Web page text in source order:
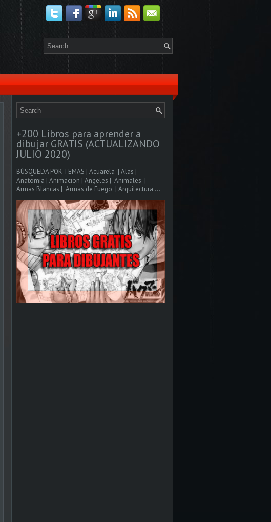
+200 Libros para aprender a
dibujar GRATIS (ACTUALIZANDO
JULIO 2020)
BÚSQUEDA POR TEMAS | Acuarela | Alas |
Anatomia | Animacion | Angeles | Animales |
Armas Blancas | Armas de Fuego | Arquitectura ...